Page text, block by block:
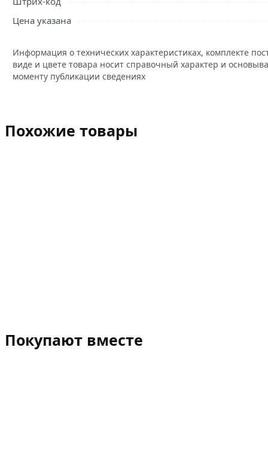
Цена указана
Информация о технических характеристиках, комплекте
виде и цвете товара носит справочный характер и
моменту публикации сведениях
Похожие товары
Покупают вместе